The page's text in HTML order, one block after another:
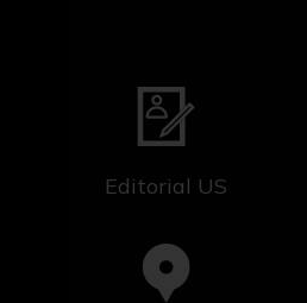
Editorial US